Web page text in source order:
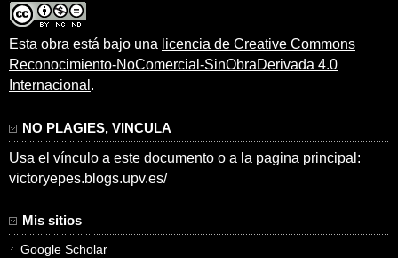
Esta obra está bajo una licencia de Creative Commons
Reconocimiento-NoComercial-SinObraDerivada 4.0
Internacional .
NO PLAGIES, VINCULA
Usa el vínculo a este documento o a la pagina principal:
victoryepes.blogs.upv.es/
Mis sitios
Google Scholar